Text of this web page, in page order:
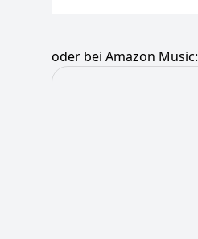
oder bei Amazon Music: